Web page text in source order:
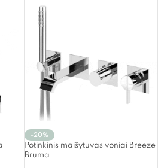
-20%
Potinkinis maišytuvas voniai Breeze
Bruma